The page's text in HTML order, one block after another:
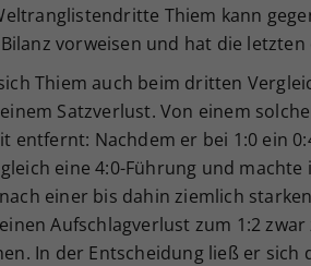
Thiem kann
vorweisen und hat die
Thiem auch beim dritten
Satzverlust. Von einem
entfernt: Nachdem er bei 1:0 ein
eine 4:0-Führung und
einer bis dahin ziemlich
Aufschlagverlust zum 1:2
In der Entscheidung ließ er sich